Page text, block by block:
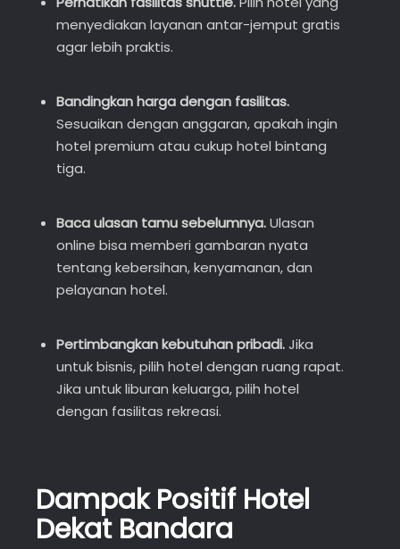
menyediakan layanan antar-jemput gratis
agar lebih praktis.
Bandingkan harga dengan fasilitas.
Sesuaikan dengan anggaran, apakah ingin
hotel premium atau cukup hotel bintang
tiga.
Baca ulasan tamu sebelumnya.Ulasan
online bisa memberi gambaran nyata
tentang kebersihan, kenyamanan, dan
pelayanan hotel.
Pertimbangkan kebutuhan pribadi.Jika
untuk bisnis, pilih hotel dengan ruang rapat.
Jika untuk liburan keluarga, pilih hotel
dengan fasilitas rekreasi.
Dampak Positif Hotel
Dekat Bandara